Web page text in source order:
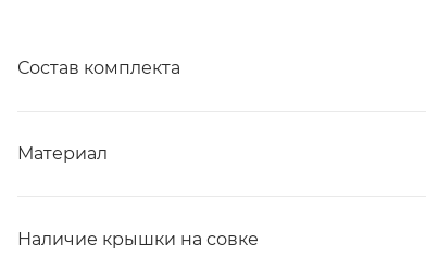
Состав комплекта
Материал
Наличие крышки на совке